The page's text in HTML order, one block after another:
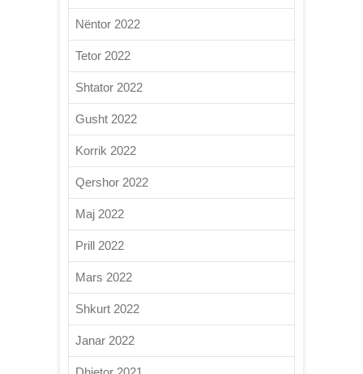
Nëntor 2022
Tetor 2022
Shtator 2022
Gusht 2022
Korrik 2022
Qershor 2022
Maj 2022
Prill 2022
Mars 2022
Shkurt 2022
Janar 2022